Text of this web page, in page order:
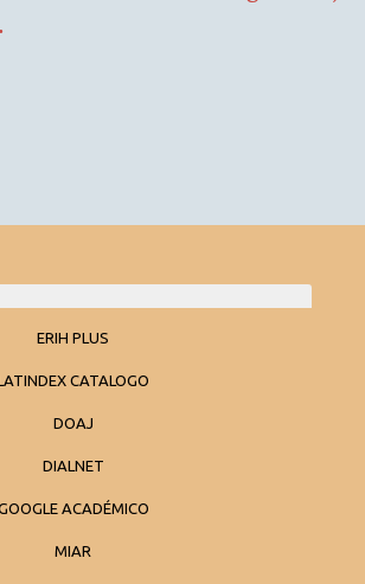
ERIH PLUS
CATALOGO
DOAJ
DIALNET
ACADÉMICO
MIAR